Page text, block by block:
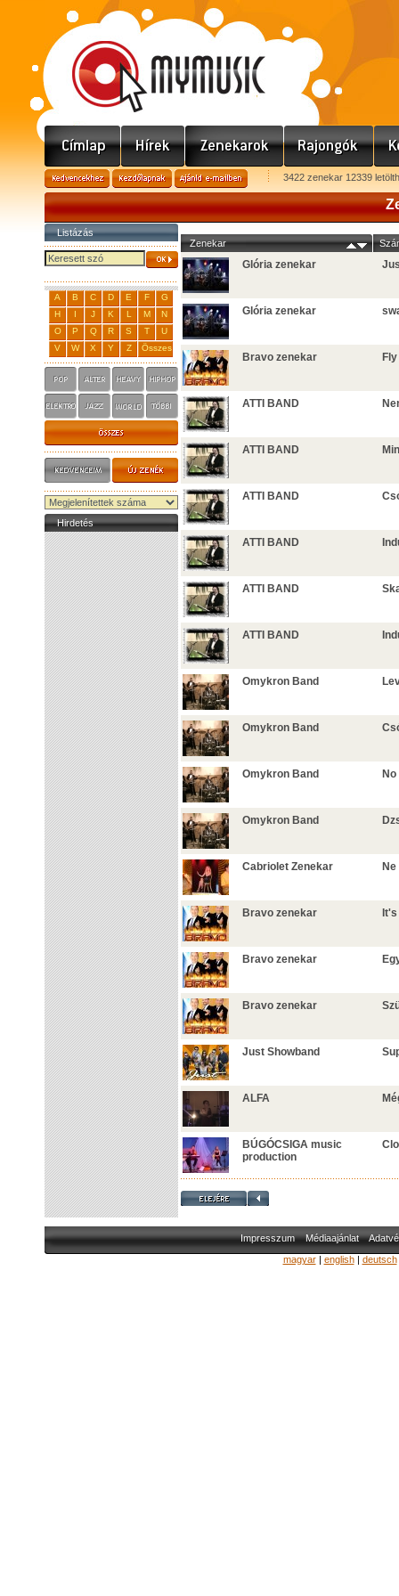
3422 zenekar 12339
Listázás
A B C D E F
G
H
I J K L M
N
O
P Q R S T
U
V
W X Y Z Összes
Hirdetés
Zenekar
Glória zenekar
Glória zenekar
Bravo zenekar
ATTI BAND
ATTI BAND
ATTI BAND
ATTI BAND
ATTI BAND
ATTI BAND
Omykron Band
Omykron Band
Omykron Band
Omykron Band
Cabriolet Zenekar
Bravo zenekar
Bravo zenekar
Bravo zenekar
Just Showband
ALFA
BÚGÓCSIGA music
production
Impresszum Médiaajánlat
magyar| english| deutsch